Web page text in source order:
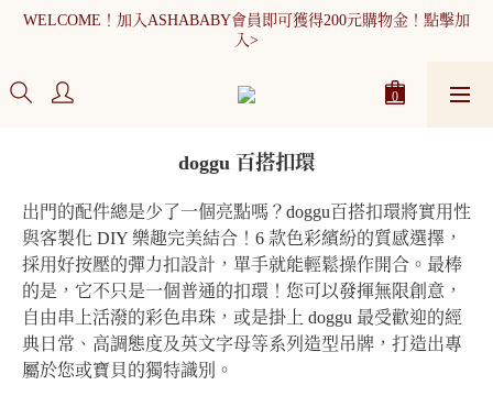
WELCOME！加入ASHABABY會員即可獲得200元購物金！點擊加
入>
WELCOME！加入ASHABABY會員即可獲得200元購物金！點擊加
入>
全館消費滿900元免運
入>
doggu 百搭扣環
出門的配件總是少了一個亮點嗎？doggu百搭扣環將實用性
與客製化 DIY 樂趣完美結合！6 款色彩繽紛的質感選擇，
採用好按壓的彈力扣設計，單手就能輕鬆操作開合。最棒
的是，它不只是一個普通的扣環！您可以發揮無限創意，
自由串上活潑的彩色串珠，或是掛上 doggu 最受歡迎的經
典日常、高調態度及英文字母等系列造型吊牌，打造出專
屬於您或寶貝的獨特識別。